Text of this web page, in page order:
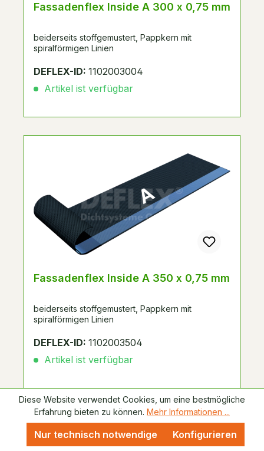
Fassadenflex Inside A 300 x 0,75 mm
beiderseits stoffgemustert, Pappkern mit
spiralförmigen Linien
DEFLEX-ID: 1102003004
Artikel ist verfügbar
Fassadenflex Inside A 350 x 0,75 mm
beiderseits stoffgemustert, Pappkern mit
spiralförmigen Linien
DEFLEX-ID: 1102003504
Artikel ist verfügbar
Diese Website verwendet Cookies, um eine bestmögliche
Erfahrung bieten zu können. Mehr Informationen ...
Nur technisch notwendige Konfigurieren